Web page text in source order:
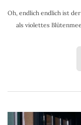
Oh, endlich endlich ist
als violettes